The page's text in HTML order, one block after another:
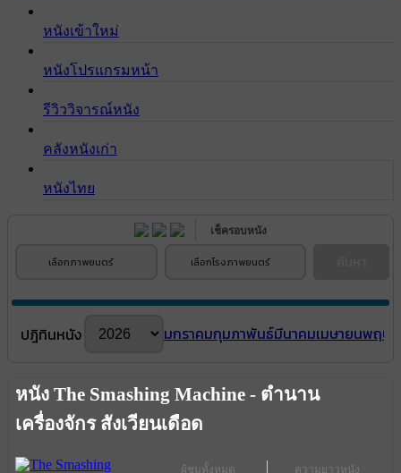
หนังเข้าใหม่
หนังโปรแกรมหน้า
รีวิววิจารณ์หนัง
คลังหนังเก่า
หนังไทย
เช็ครอบหนัง
เลือกภาพยนตร์ เลือกโรงภาพยนตร์
ปฎิทินหนัง มกราคมกุมภาพันธ์มีนาคมเมษายนพฤษ
ผู้ชมทั้งหมด ความยาวหนัง
หนัง The Smashing Machine - ตำนาน
เครื่องจักร สังเวียนเดือด